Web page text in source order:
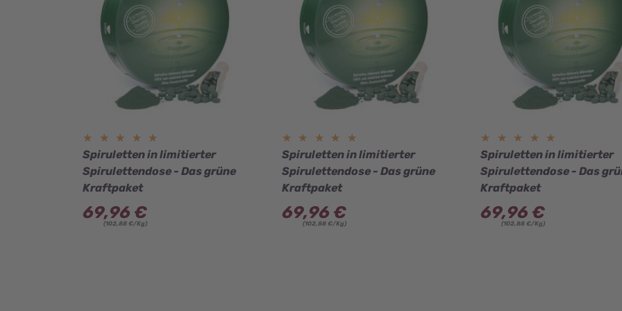
★★★★★
★★★★★
Spiruletten in limitierter
Spirulettendose - Das grüne
Kraftpaket
69,96 €
(102,88 €/Kg)
★★★★★
★★★★★
Spiruletten in limitierter
Spirulettendose - Das grüne
Kraftpaket
69,96 €
(102,88 €/Kg)
★★★★★
★★★★★
Spiruletten in limitierter
Spirulettendose - Das
Kraftpaket
69,96 €
(102,88 €/Kg)